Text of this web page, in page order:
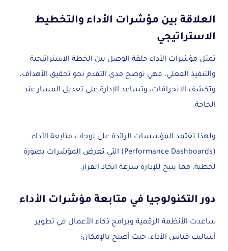
العلاقة بين مؤشرات الأداء والتخطيط
الاستراتيجي
تمثل مؤشرات الأداء حلقة الوصل بين الخطة الاستراتيجية
والتنفيذ الفعلي، فهي توضح مدى التقدم نحو تحقيق الأهداف،
وتكشف الانحرافات، وتساعد الإدارة على تعديل المسار عند
الحاجة.
ولهذا تعتمد المؤسسات الرائدة على لوحات متابعة الأداء
(Performance Dashboards) التي تعرض المؤشرات بصورة
لحظية، مما يتيح للإدارة سرعة اتخاذ القرار.
دور التكنولوجيا في متابعة مؤشرات الأداء
ساعدت الأنظمة الرقمية وبرامج ذكاء الأعمال في تطوير
أساليب قياس الأداء، حيث أصبح بالإمكان: